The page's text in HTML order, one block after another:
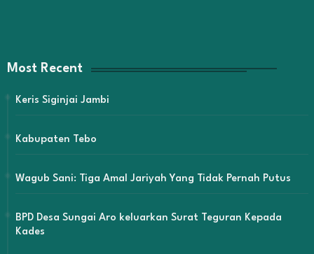
Most Recent
Keris Siginjai Jambi
Kabupaten Tebo
Wagub Sani: Tiga Amal Jariyah Yang Tidak Pernah Putus
BPD Desa Sungai Aro keluarkan Surat Teguran Kepada
Kades